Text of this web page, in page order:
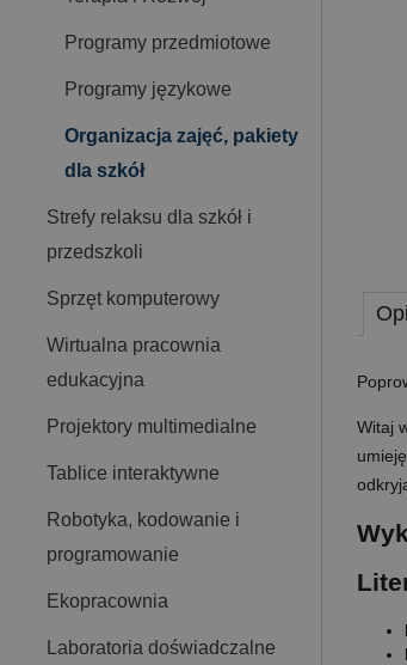
Programy przedmiotowe
Programy językowe
Organizacja zajęć, pakiety
dla szkół
Strefy relaksu dla szkół i
przedszkoli
Sprzęt komputerowy
Wirtualna pracownia
edukacyjna
Projektory multimedialne
Tablice interaktywne
Robotyka, kodowanie i
programowanie
Ekopracownia
Laboratoria doświadczalne
Witaj